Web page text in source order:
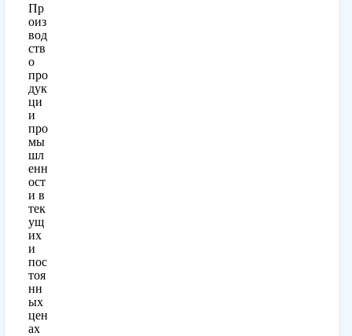
Пр
оиз
вод
ств
о
про
дук
ци
и
про
мы
шл
енн
ост
и в
тек
ущ
их
и
пос
тоя
нн
ых
цен
ах